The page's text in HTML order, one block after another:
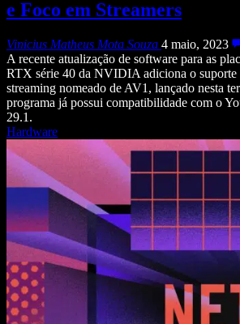
e Foco em Streamers
Vinicius Matheus Mota Souza 4 maio, 2023
A recente atualização de software para as
RTX série 40 da NVIDIA adiciona o suporte
streaming nomeado de AV1, lançado nesta
programa já possui compatibilidade com o
29.1.
Hardware